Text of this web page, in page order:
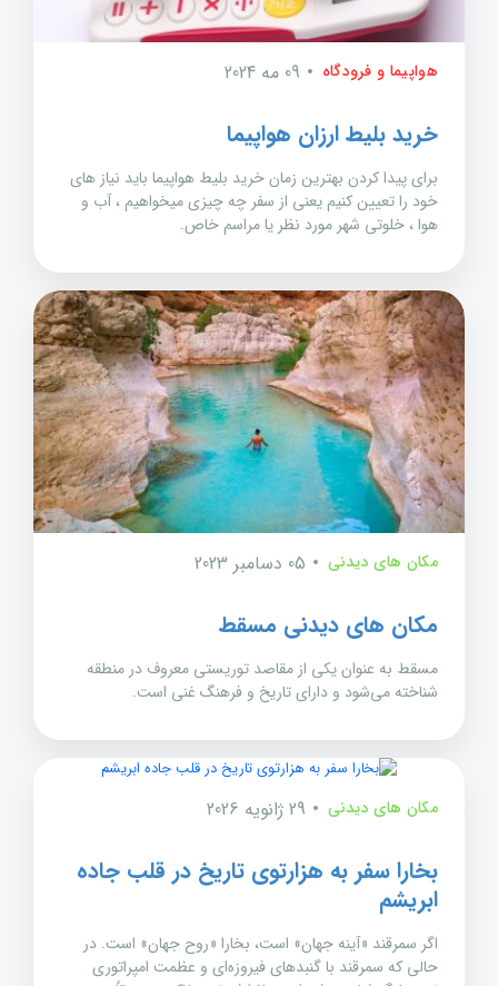
هواپیما و فرودگاه 09 مه 2024
خرید بلیط ارزان هواپیما
برای پیدا کردن بهترین زمان خرید بلیط هواپیما باید نیاز های
خود را تعیین کنیم یعنی از سفر چه چیزی میخواهیم ، آب و
هوا ، خلوتی شهر مورد نظر یا مراسم خاص.
مکان های دیدنی 05 دسامبر 2023
مکان های دیدنی مسقط
مسقط به عنوان یکی از مقاصد توریستی معروف در منطقه
شناخته می‌شود و دارای تاریخ و فرهنگ غنی است.
مکان های دیدنی 29 ژانویه 2026
بخارا سفر به هزارتوی تاریخ در قلب جاده
ابریشم
اگر سمرقند «آینه جهان» است، بخارا «روح جهان» است. در
حالی که سمرقند با گنبدهای فیروزه‌ای و عظمت امپراتوری